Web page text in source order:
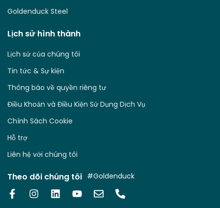
Goldenduck Steel
Lịch sử hình thành
Lịch sử của chúng tôi
Tin tức & Sự kiện
Thông báo về quyền riêng tư
Điều Khoản và Điều Kiện Sử Dụng Dịch Vụ
Chính Sách Cookie
Hỗ trợ
Liên hệ với chúng tôi
Theo dõi chúng tôi #Goldenduck